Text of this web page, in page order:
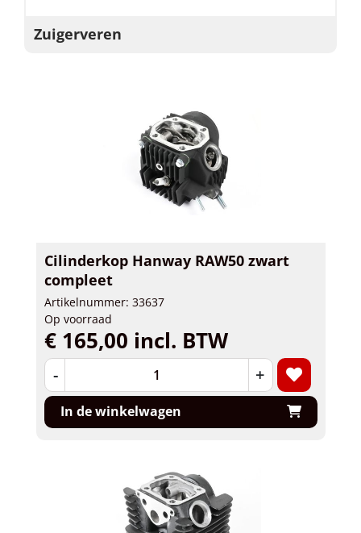
Zuigerveren
Cilinderkop Hanway RAW50 zwart
compleet
Artikelnummer: 33637
Op voorraad
€ 165,00 incl. BTW
- +
In de winkelwagen